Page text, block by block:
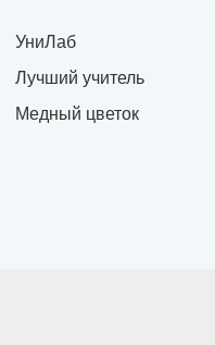
УниЛаб
Лучший учитель
Медный цветок